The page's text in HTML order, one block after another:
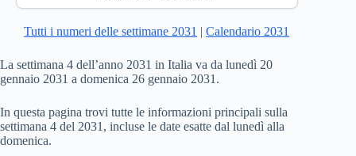
Tutti i numeri delle settimane 2031 |Calendario 2031
La settimana 4 dell’anno 2031 in Italia va da lunedì 20
gennaio 2031 a domenica 26 gennaio 2031.
In questa pagina trovi tutte le informazioni principali sulla
settimana 4 del 2031, incluse le date esatte dal lunedì alla
domenica.